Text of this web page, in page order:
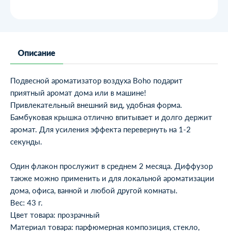
Описание
Подвесной ароматизатор воздуха Boho подарит
приятный аромат дома или в машине!
Привлекательный внешний вид, удобная форма.
Бамбуковая крышка отлично впитывает и долго держит
аромат. Для усиления эффекта перевернуть на 1-2
секунды.
Один флакон прослужит в среднем 2 месяца. Диффузор
также можно применить и для локальной ароматизации
дома, офиса, ванной и любой другой комнаты.
Вес: 43 г.
Цвет товара: прозрачный
Материал товара: парфюмерная композиция, стекло,